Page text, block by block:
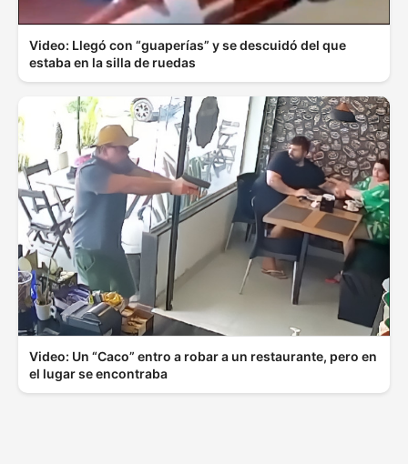
Video: Llegó con “guaperías” y se descuidó del que
estaba en la silla de ruedas
Video: Un “Caco” entro a robar a un restaurante, pero en
el lugar se encontraba